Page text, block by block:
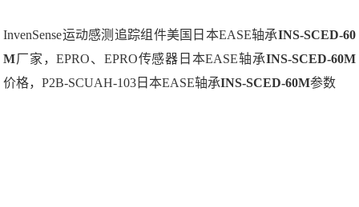
InvenSense运动感测追踪组件美国日本EASE轴承INS-SCED-60
M厂家，EPRO、EPRO传感器日本EASE轴承INS-SCED-60M
价格，P2B-SCUAH-103日本EASE轴承INS-SCED-60M参数